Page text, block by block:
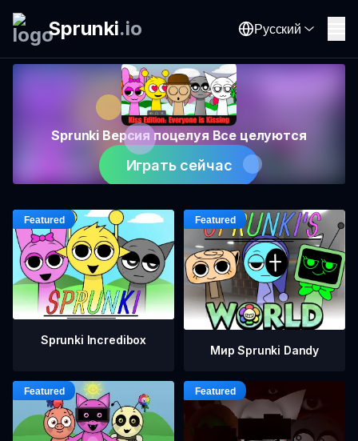
Sprunki.io Русский
Sprunki Версия поцелуя Все целуются
Играть сейчас
Sprunki Incredibox
Мир Sprunki Dandy